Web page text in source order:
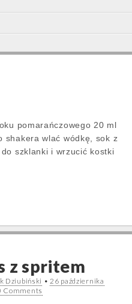
pomarańczowego 20 ml
shakera wlać wódkę, sok z
szklanki i wrzucić kostki
z spritem
Dziubiński •26 października
Comments